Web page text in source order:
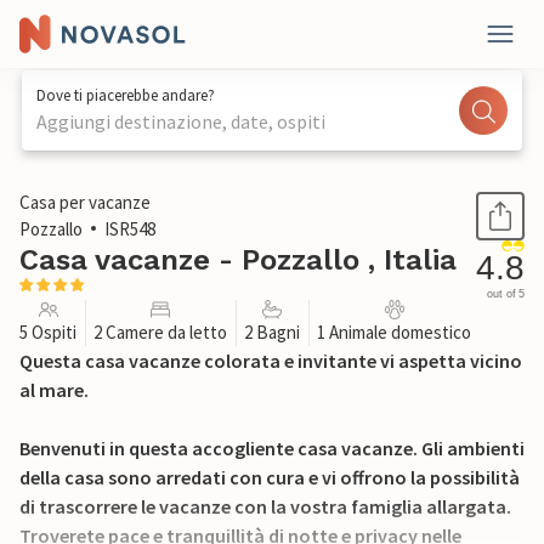
Dove ti piacerebbe andare?
Aggiungi destinazione, date, ospiti
1 / 27
Casa per vacanze
Pozzallo
ISR548
Casa vacanze - Pozzallo , Italia 4.8
out of 5
5 Ospiti 2 Camere da letto 2 Bagni 1 Animale domestico
Questa casa vacanze colorata e invitante vi aspetta vicino
al mare.
Benvenuti in questa accogliente casa vacanze. Gli ambienti
della casa sono arredati con cura e vi offrono la possibilità
di trascorrere le vacanze con la vostra famiglia allargata.
Troverete pace e tranquillità di notte e privacy nelle